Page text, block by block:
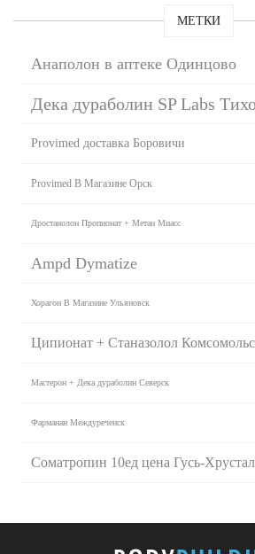
МЕТКИ
Анаполон в аптеке Одинцово
Дека дураболин SP Labs
Provimed доставка Боровичи
Provimed В Магазине Орск
Дростанолон Пропионат + Метан Миасс
Ampd Dymatize
Хорагон В Магазине Ульяновск
Ципионат + Станазолол
Мастерон + Дека дураболин Северск
Фарманан Междуреченск
Cоматропин 10ед цена Гусь-